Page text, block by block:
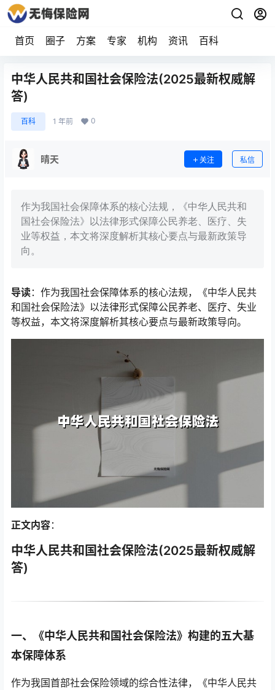
首页 圈子 方案 专家 机构 资讯 百科
中华人民共和国社会保险法(2025最新权威解
答)
百科 1 年前 0
晴天 关注 私信
作为我国社会保障体系的核心法规，《中华人民共和
国社会保险法》以法律形式保障公民养老、医疗、失
业等权益，本文将深度解析其核心要点与最新政策导
向。
导读：作为我国社会保障体系的核心法规，《中华人民共
和国社会保险法》以法律形式保障公民养老、医疗、失业
等权益，本文将深度解析其核心要点与最新政策导向。
正文内容：
中华人民共和国社会保险法(2025最新权威解
答)
一、《中华人民共和国社会保险法》构建的五大基
本保障体系
作为我国首部社会保险领域的综合性法律，《中华人民共